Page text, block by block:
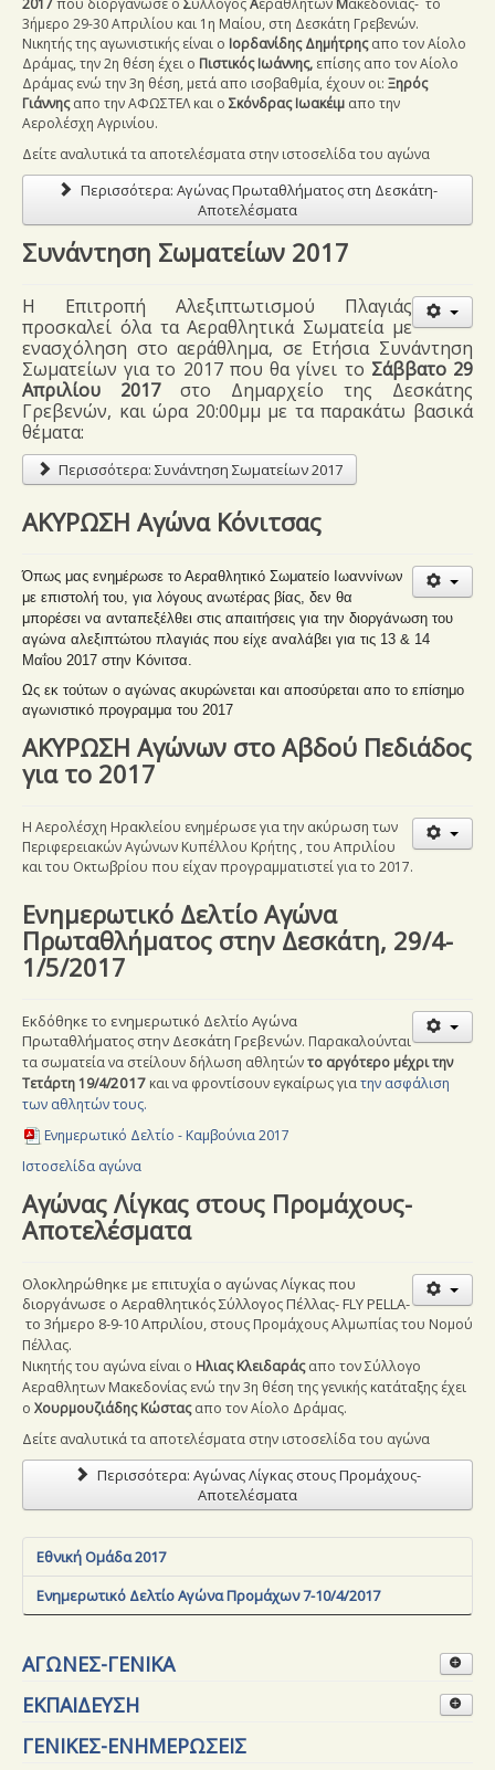
2017 που διοργάνωσε ο ΣύλλογοςΑεραθλητών Μακεδονίας- το
3ήμερο 29-30 Απριλίου και 1η Μαίου, στη Δεσκάτη Γρεβενών.
Νικητής της αγωνιστικής είναι ο Ιορδανίδης Δημήτρηςαπο τον Αίολο
Δράμας, την 2η θέση έχει ο Πιστικός Ιωάννης, επίσης απο τον Αίολο
Δράμας ενώ την 3η θέση, μετά απο ισοβαθμία, έχουν οι: Ξηρός
Γιάννηςαπο την ΑΦΩΣΤΕΛ και ο Σκόνδρας Ιωακέιμ απο την
Αερολέσχη Αγρινίου.
Δείτε αναλυτικά τα αποτελέσματα στην ιστοσελίδα του αγώνα
Περισσότερα: Αγώνας Πρωταθλήματος στη Δεσκάτη-
Αποτελέσματα
Συνάντηση Σωματείων 2017
Η Επιτροπή Αλεξιπτωτισμού Πλαγιάς
προσκαλεί όλα τα Αεραθλητικά Σωματεία με
ενασχόληση στο αεράθλημα, σε Ετήσια Συνάντηση
Σωματείων για το 2017 που θα γίνει το Σάββατο 29
Απριλίου 2017στο Δημαρχείο της Δεσκάτης
Γρεβενών, και ώρα 20:00μμ με τα παρακάτω βασικά
θέματα:
Περισσότερα: Συνάντηση Σωματείων 2017
ΑΚΥΡΩΣΗ Αγώνα Κόνιτσας
Όπως μας ενημέρωσε το Αεραθλητικό Σωματείο Ιωαννίνων
με επιστολή του, για λόγους ανωτέρας βίας, δεν θα
μπορέσει να ανταπεξέλθει στις απαιτήσεις για την διοργάνωση του
αγώνα αλεξιπτώτου πλαγιάς που είχε αναλάβει για τις 13 & 14
Μαΐου 2017 στην Κόνιτσα.
Ως εκ τούτων ο αγώνας ακυρώνεται και αποσύρεται απο το επίσημο
αγωνιστικό προγραμμα του 2017
ΑΚΥΡΩΣΗ Αγώνων στο Αβδού Πεδιάδος
για το 2017
Η Αερολέσχη Ηρακλείου ενημέρωσε για την ακύρωση των
Περιφερειακών Αγώνων Κυπέλλου Κρήτης , του Απριλίου
και του Οκτωβρίου που είχαν προγραμματιστεί για το 2017.
Ενημερωτικό Δελτίο Αγώνα
Πρωταθλήματος στην Δεσκάτη, 29/4-
1/5/2017
Εκδόθηκε το ενημερωτικό Δελτίο Αγώνα
Πρωταθλήματος στην Δεσκάτη Γρεβενών. Παρακαλούνται
τα σωματεία να στείλουν δήλωση αθλητώντο αργότερο μέχρι την
Τετάρτη 19/4/2017 και να φροντίσουν εγκαίρως γιατην ασφάλιση
των αθλητών τους.
Ενημερωτικό Δελτίο - Καμβούνια2017
Ιστοσελίδα αγώνα
Αγώνας Λίγκας στους Προμάχους-
Αποτελέσματα
Ολοκληρώθηκε με επιτυχία ο αγώνας Λίγκας που
διοργάνωσε ο Αεραθλητικός Σύλλογος Πέλλας- FLY PELLA-
το 3ήμερο 8-9-10 Απριλίου, στους Προμάχους Αλμωπίας του Νομού
Πέλλας.
Νικητής του αγώνα είναι ο Ηλιας Κλειδαράςαπο τον Σύλλογο
Αεραθλητων Μακεδονίας ενώ την 3η θέση της γενικής κατάταξης έχει
ο Χουρμουζιάδης Κώσταςαπο τον Αίολο Δράμας.
Δείτε αναλυτικά τα αποτελέσματα στην ιστοσελίδα του αγώνα
Περισσότερα: Αγώνας Λίγκας στους Προμάχους-
Αποτελέσματα
Εθνική Ομάδα 2017
Ενημερωτικό Δελτίο Αγώνα Προμάχων 7-10/4/2017
ΑΓΩΝΕΣ-ΓΕΝΙΚΑ
ΑΓΩΝΕΣ-ΠΡΩΤΑΘΛΗΜΑ
ΑΓΩΝΕΣ-ΠΕΡΙΦΕΡΕΙΑΚΟΣ
ΕΚΠΑΙΔΕΥΣΗ
ΣΧΟΛΕΣ-ΑΛΕΞΙΠΤΩΤΙΣΜΟΥ-ΠΛΑΓΙΑΣ
ΓΕΝΙΚΕΣ-ΕΝΗΜΕΡΩΣΕΙΣ